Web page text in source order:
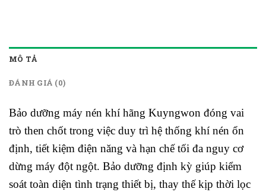
MÔ TẢ
ĐÁNH GIÁ (0)
Bảo dưỡng máy nén khí hãng Kuyngwon đóng vai
trò then chốt trong việc duy trì hệ thống khí nén ổn
định, tiết kiệm điện năng và hạn chế tối đa nguy cơ
dừng máy đột ngột. Bảo dưỡng định kỳ giúp kiểm
soát toàn diện tình trạng thiết bị, thay thế kịp thời lọc